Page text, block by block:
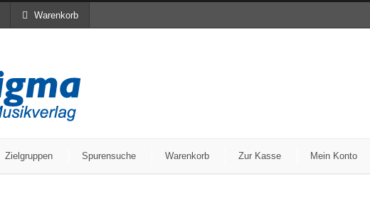
Warenkorb
Zielgruppen Spurensuche Warenkorb Zur Kasse Mein Konto